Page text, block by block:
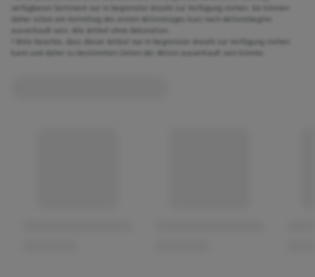
daher schon am Vormittag des ersten Aktionstages kurz nach Aktionsbeginn